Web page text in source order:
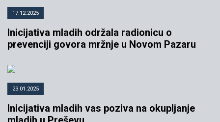
17.12.2025
Inicijativa mladih održala radionicu o
prevenciji govora mržnje u Novom Pazaru
23.01.2025
Inicijativa mladih vas poziva na okupljanje